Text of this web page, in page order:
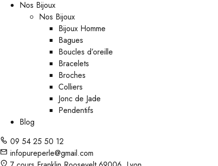
Nos Bijoux
Nos Bijoux
Bijoux Homme
Bagues
Boucles d’oreille
Bracelets
Broches
Colliers
Jonc de Jade
Pendentifs
Blog
09 54 25 50 12
infopureperle@gmail.com